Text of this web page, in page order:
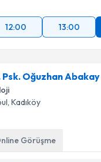
12:00 13:00
Psk. Oğuzhan Abakay
, Kadıköy
Görüşme